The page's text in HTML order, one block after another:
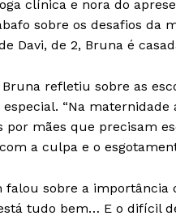
clínica e nora do
sobre os desafios da
Davi, de 2, Bruna é
refletiu sobre as
“Na
por mães que precisam
a culpa e o
falou sobre a
tudo bem… E o difícil